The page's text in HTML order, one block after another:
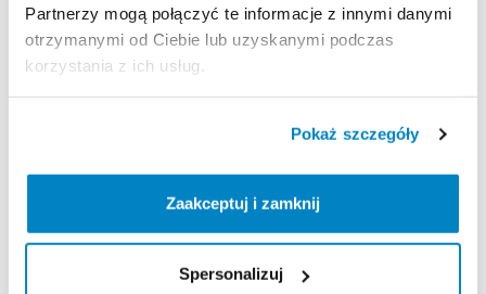
Partnerzy mogą połączyć te informacje z innymi danymi
otrzymanymi od Ciebie lub uzyskanymi podczas
korzystania z ich usług.
Pokaż szczegóły
Zaakceptuj i zamknij
Spersonalizuj
KAUCJA
Nie pobieramy kaucji za wypożyczenie tego
produktu
ODBIÓR I ZWROT SPRZĘTU
Poniedziałek - Sobota: 09:00-21:00
Niedziela handlowa: 10:00-20:00